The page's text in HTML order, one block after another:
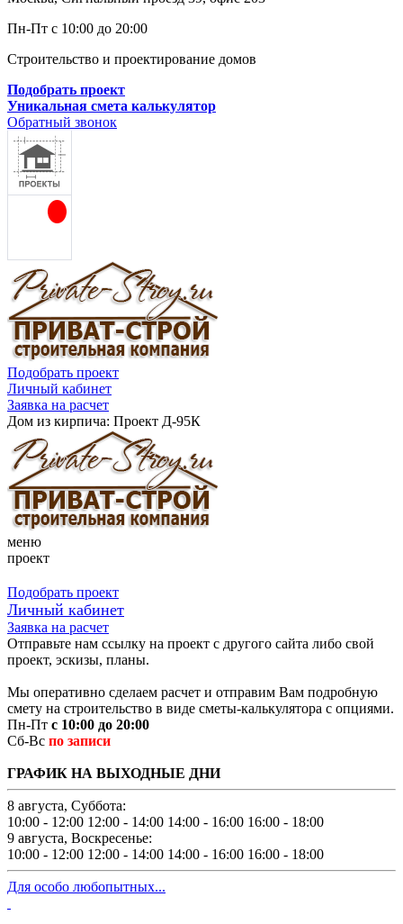
Пн-Пт с 10:00 до 20:00
Строительство и проектирование домов
Подобрать проект
Уникальная смета калькулятор
Обратный звонок
Подобрать проект
Личный кабинет
Заявка на расчет
Дом из кирпича: Проект Д-95К
меню
проект
Подобрать проект
Личный кабинет
Заявка на расчет
Отправьте нам ссылку на проект с другого сайта либо свой
проект, эскизы, планы.
Мы оперативно сделаем расчет и отправим Вам подробную
смету на строительство в виде сметы-калькулятора с опциями.
Пн-Пт с 10:00 до 20:00
Сб-Вс по записи
ГРАФИК НА ВЫХОДНЫЕ ДНИ
8 августа, Суббота:
10:00 - 12:00 12:00 - 14:00 14:00 - 16:00 16:00 - 18:00
9 августа, Воскресенье:
10:00 - 12:00 12:00 - 14:00 14:00 - 16:00 16:00 - 18:00
Для особо любопытных...